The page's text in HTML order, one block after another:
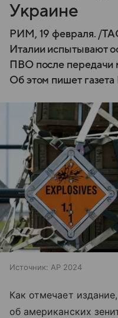
Украине
РИМ, 19 февраля. /
Италии испытывают
ПВО после передачи
Об этом пишет газета
Источник: AP 2024
Как отмечает
об американских